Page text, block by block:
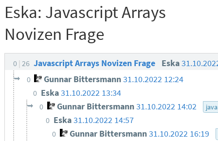
Eska: Javascript Arrays
Novizen Frage
0 26 Javascript Arrays Novizen Frage Eska
0 Gunnar Bittersmann31.10.2022 12:24
0 Eska31.10.2022 13:34
0 Gunnar Bittersmann31.10.2022 14:02
0 Eska31.10.2022 14:57
0 Gunnar Bittersmann31.10.2022 16:19